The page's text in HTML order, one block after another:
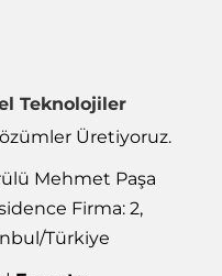
Teknolojiler
Üretiyoruz.
Mehmet Paşa
Firma: 2,
Türkiye